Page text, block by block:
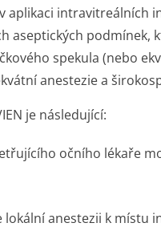
aplikaci intravitreálních
aseptických podmínek,
spekula (nebo
anestezie a
je následující:
očního lékaře
lokální anestezii k místu